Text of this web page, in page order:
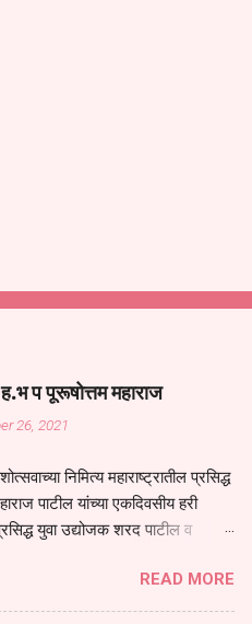
प पूरूषोत्तम महाराज
26, 2021
निमित्य महाराष्ट्रातील प्रसिद्ध
पाटील यांच्या एकदिवसीय हरी
युवा उद्योजक शरद पाटील व
देव करुनी घ्यावा* *तेणे विन जिवा सुख
आदी अंती अवसान* या अभंगावर
READ MORE